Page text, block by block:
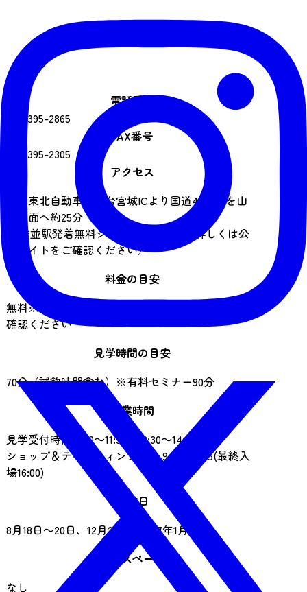
電話番号
022-395-2865
FAX番号
022-395-2305
アクセス
車：東北自動車道仙台宮城ICより国道48号線を山
形方面へ約25分
JR作並駅発着無料シャトルバスあり（詳しくは公
式サイトをご確認ください）
料金の目安
無料※有料セミナーあり。料金は公式サイトをご
確認ください
見学時間の目安
70分（試飲時間含む）※有料セミナー90分
営業時間
見学受付時間 9:00～11:30、12:30～14:30
ショップ＆テイスティングバー 9:15～16:15(最終入
場16:00)
休業日
8月18日～20日、12月23日～2027年1月7日
喫煙スペース
なし